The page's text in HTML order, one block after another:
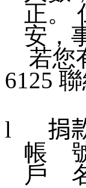
正。
安，
若您
6125 聯
l
捐
帳
戶